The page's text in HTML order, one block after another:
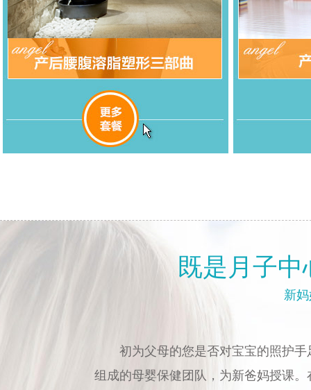
既是月子
新
初为父母的您是否对宝宝的照护
组成的母婴保健团队，为新爸妈授课